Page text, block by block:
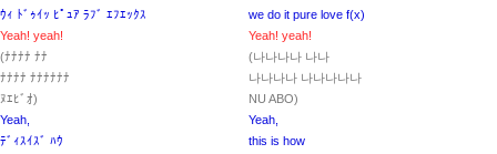
ｳｨ ﾄﾞｩｲｯ ﾋﾟｭｱ ﾗﾌﾞ ｴﾌｴｯｸｽ
Yeah! yeah!
(ﾅﾅﾅﾅ ﾅﾅ
ﾅﾅﾅﾅ ﾅﾅﾅﾅﾅﾅ
ﾇｴﾋﾞｵ)
Yeah,
ﾃﾞｨｽｲｽﾞ ﾊｳ
we do it pure love f(x)
Yeah! yeah!
(나나나나 나나
나나나나 나나나나나
NU ABO)
Yeah,
this is how